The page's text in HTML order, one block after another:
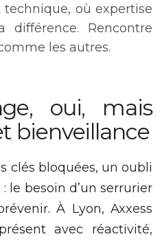
où expertise
Rencontre
les autres.
oui, mais
bienveillance
clés bloquées, un oubli
le besoin d’un serrurier
À Lyon, Axxess
avec réactivité,
Nécessaire
Ces cookies ne
facultatifs. Ils
sont nécessaires
au
fonctionnement
du site Web.